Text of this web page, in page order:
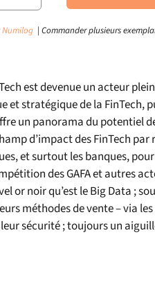
Numilog | Commander plusieurs
est devenue un acteur
stratégique de la FinTech,
un panorama du potentiel
d’impact des FinTech
et surtout les banques,
des GAFA et autres
or noir qu’est le Big Data ;
méthodes de vente – via
sécurité ; toujours un